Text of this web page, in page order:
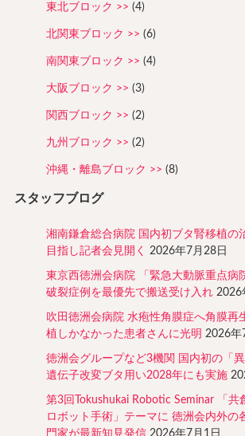
東北ブロック (4)
北関東ブロック (6)
南関東ブロック (4)
大阪ブロック (3)
関西ブロック (2)
九州ブロック (2)
沖縄・離島ブロック (8)
スタッフブログ
湘南鎌倉総合病院 国内初ブタ腎移植の
目指し記者会見開く
2026年7月28日
東京西徳洲会病院 「緊急大動脈重点病
破裂症例を最優先で搬送受け入れ 2026
吹田徳洲会病院 水疱性角膜症へ角膜再
植しかなかった患者さんに光明 2026年
徳洲会グループなど3機関 国内初の「
遺伝子改変ブタ用い2028年にも実施
第3回Tokushukai Robotic Seminar 「共
ロボット手術」テーマに 徳洲会内外の
門家が最新知見発信 2026年7月1日